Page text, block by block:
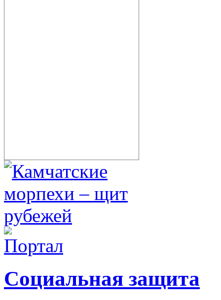
Социальная защита